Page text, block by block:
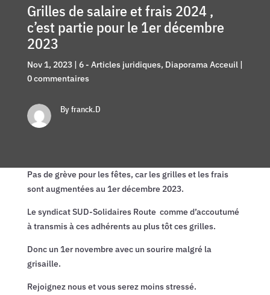
Grilles de salaire et frais 2024 ,
c’est partie pour le 1er décembre
2023
Nov 1, 2023| 6 - Articles juridiques, Diaporama Acceuil|
0 commentaires
By franck.D
Pas de grève pour les fêtes, car les grilles et les frais
sont augmentées au 1er décembre 2023.
Le syndicat SUD-Solidaires Route comme d’accoutumé
à transmis à ces adhérents au plus tôt ces grilles.
Donc un 1er novembre avec un sourire malgré la
grisaille.
Rejoignez nous et vous serez moins stressé.